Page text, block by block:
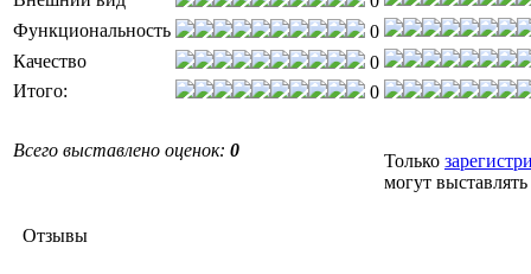
Функциональность
0
Качество
0
Итого:
0
Всего выставлено оценок: 0
Только
могут
Отзывы